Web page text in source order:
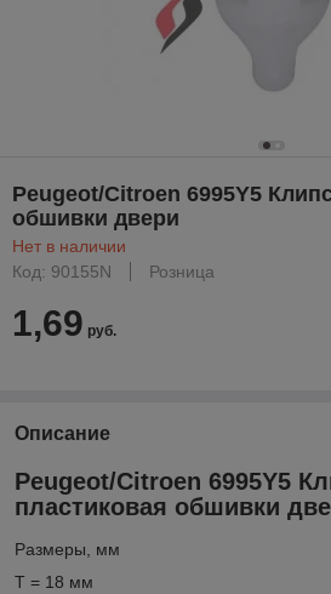
Peugeot/Citroen 6995Y5
обшивки двери
Нет в наличии
Код: 90155N
Розница
1,69 руб.
Описание
Peugeot/Citroen 6995Y5
пластиковая обшивки
Размеры, мм
T = 18 мм